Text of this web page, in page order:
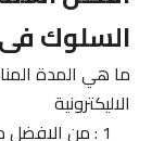
السلوك فى
ما هي المدة
الاليكترونية